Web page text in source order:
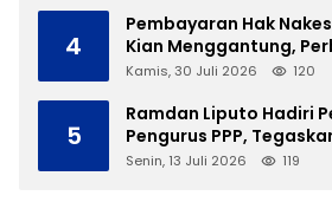
4
Pembayaran Hak
Kian Menggantung,
Tanpa Direktur Definitif
Kamis, 30 Juli 2026 120
5
Ramdan Liputo Hadiri
Pengurus PPP,
Antarpartai Kunci
Senin, 13 Juli 2026 119